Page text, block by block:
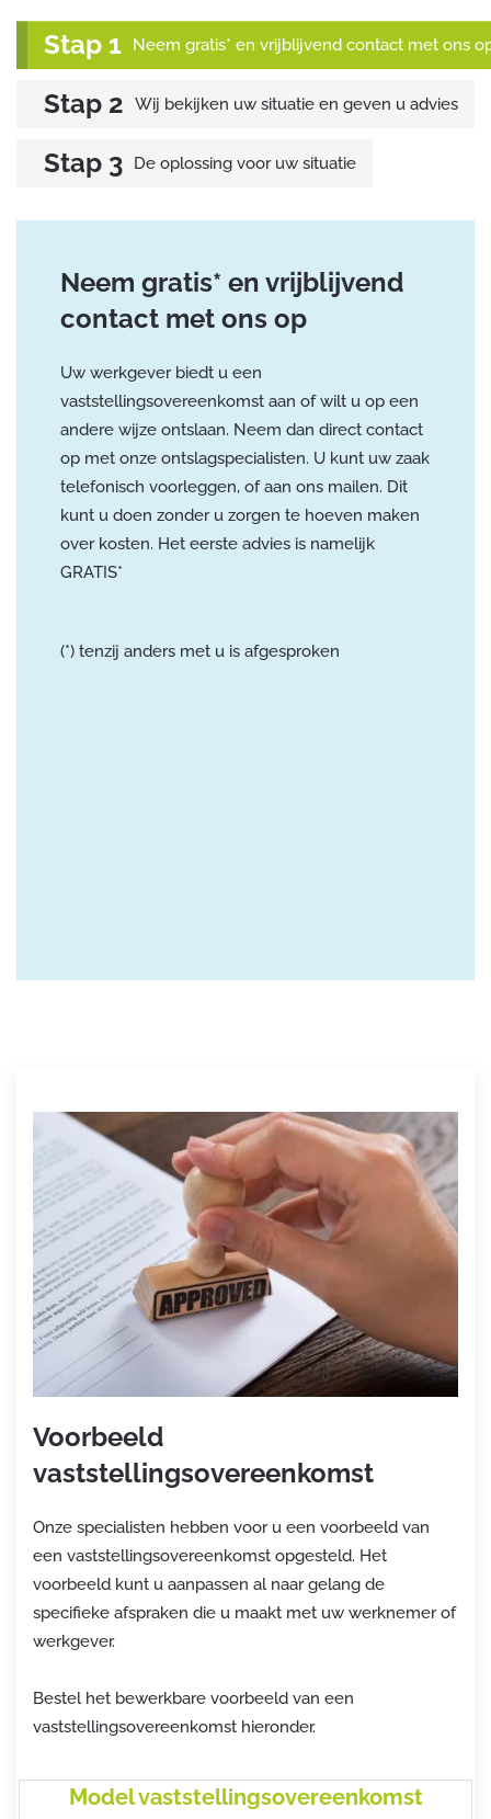
Neem gratis* en vrijblijvend contact met ons
Wij bekijken uw situatie en geven u advies
De oplossing voor uw situatie
Neem gratis* en vrijblijvend
contact met ons op
Uw werkgever biedt u een
vaststellingsovereenkomst aan of wilt u op een
andere wijze ontslaan. Neem dan direct contact
op met onze ontslagspecialisten. U kunt uw zaak
telefonisch voorleggen, of aan ons mailen. Dit
kunt u doen zonder u zorgen te hoeven maken
over kosten. Het eerste advies is namelijk
GRATIS*
(*) tenzij anders met u is afgesproken
Voorbeeld
vaststellingsovereenkomst
Onze specialisten hebben voor u een voorbeeld van
een vaststellingsovereenkomst opgesteld. Het
voorbeeld kunt u aanpassen al naar gelang de
specifieke afspraken die u maakt met uw werknemer of
werkgever.
Bestel het bewerkbare voorbeeld van een
vaststellingsovereenkomst hieronder.
Model vaststellingsovereenkomst